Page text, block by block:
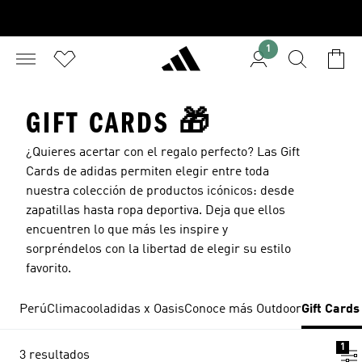
1
GIFT CARDS 🎁
¿Quieres acertar con el regalo perfecto? Las Gift
Cards de adidas permiten elegir entre toda
nuestra colección de productos icónicos: desde
zapatillas hasta ropa deportiva. Deja que ellos
encuentren lo que más les inspire y
sorpréndelos con la libertad de elegir su estilo
favorito.
PerúClimacooladidas x OasisConoce más OutdoorGift Cards
3 resultados
1